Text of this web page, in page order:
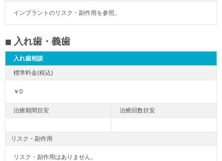
インプラントのリスク・副作用を参照。
入れ歯・義歯
入れ歯相談
￥0
リスク・副作用
リスク・副作用はありません。